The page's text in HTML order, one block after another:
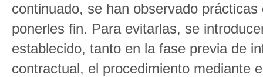
continuado, se han observado
ponerles fin. Para evitarlas, se
establecido, tanto en la fase previa de
contractual, el procedimiento mediante